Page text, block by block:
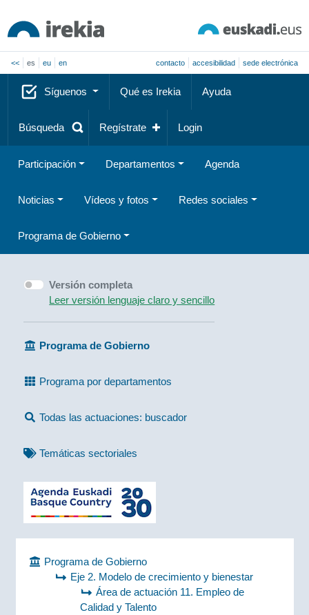
<< es eu en contacto accesibilidad sede electrónica
Síguenos Qué es Irekia Ayuda
Búsqueda Regístrate Login
Participación Departamentos Agenda
Noticias Vídeos y fotos Redes sociales
Programa de Gobierno
Versión completa
Leer versión lenguaje claro y sencillo
Programa de Gobierno
Programa por departamentos
Todas las actuaciones: buscador
Temáticas sectoriales
Programa de Gobierno
Eje 2. Modelo de crecimiento y bienestar
Área de actuación 11. Empleo de
Calidad y Talento